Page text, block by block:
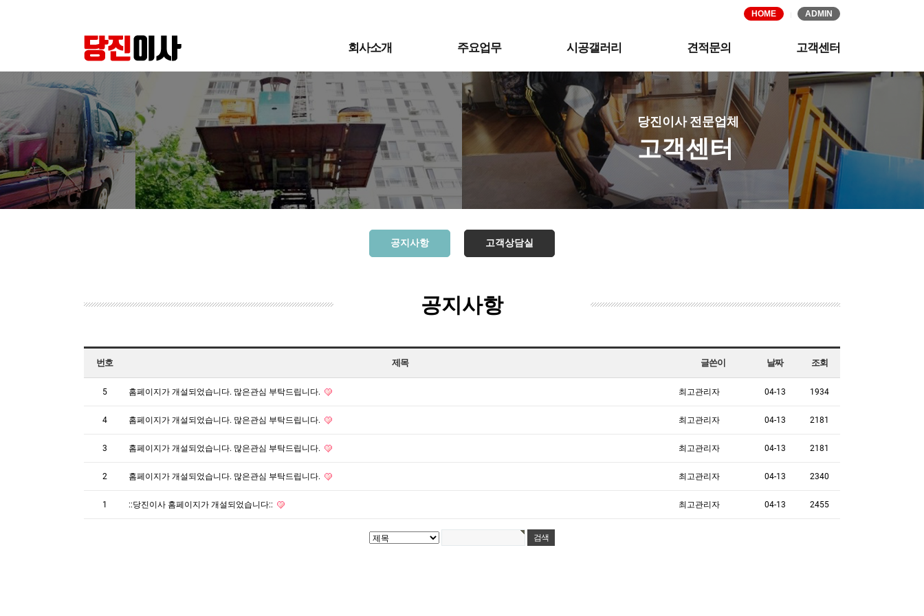
HOME ADMIN
회사소개 주요업무 시공갤러리 견적문의 고객센터
당진이사 전문업체
고객센터
공지사항 고객상담실
공지사항
번호 제목 글쓴이 날짜 조회
5 홈페이지가 개설되었습니다. 많은관심 부탁드립니다. 최고관리자 04-13 1934
4 홈페이지가 개설되었습니다. 많은관심 부탁드립니다. 최고관리자 04-13 2181
3 홈페이지가 개설되었습니다. 많은관심 부탁드립니다. 최고관리자 04-13 2181
2 홈페이지가 개설되었습니다. 많은관심 부탁드립니다. 최고관리자 04-13 2340
1 ::당진이사 홈페이지가 개설되었습니다:: 최고관리자 04-13 2455